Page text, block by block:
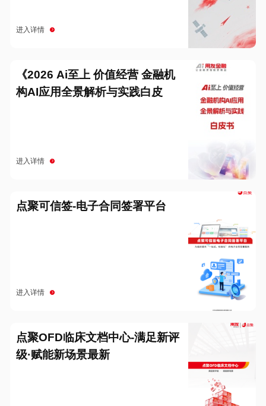
进入详情
《2026 Ai至上 价值经营 金融机
构AI应用全景解析与实践白皮
进入详情
点聚可信签-电子合同签署平台
进入详情
点聚OFD临床文档中心-满足新评
级·赋能新场景最新